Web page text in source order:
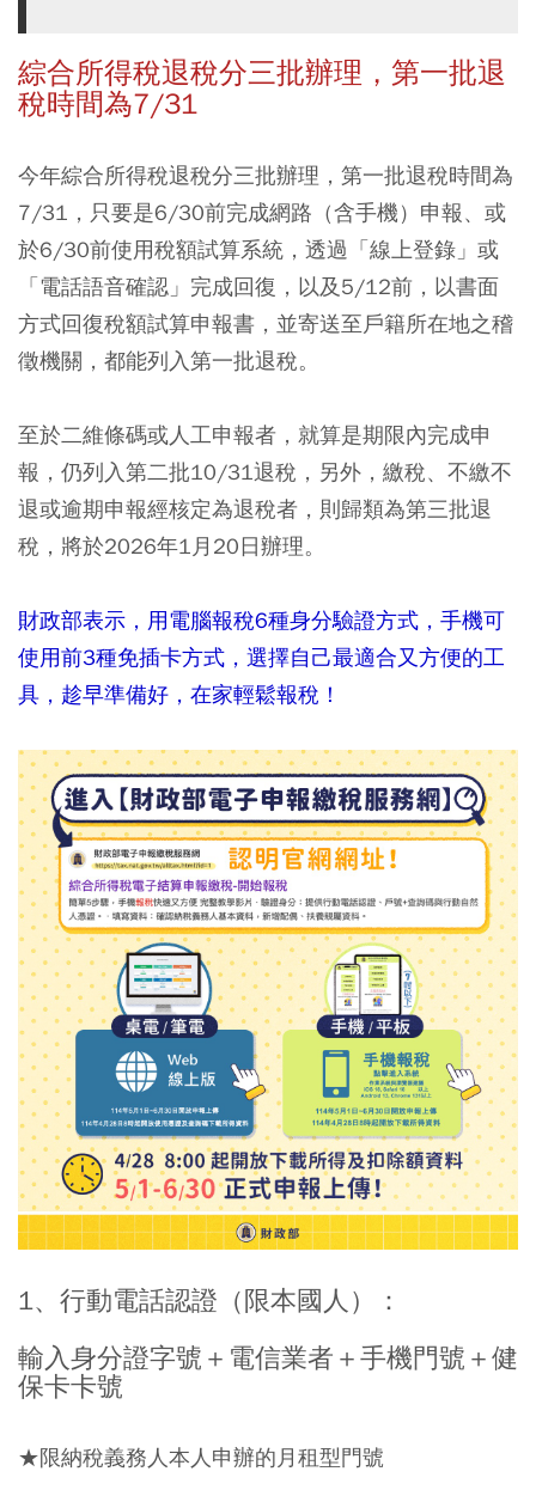
綜合所得稅退稅分三批辦理，第一批退
稅時間為7/31
今年綜合所得稅退稅分三批辦理，第一批退稅時間為
7/31，只要是6/30前完成網路（含手機）申報、或
於6/30前使用稅額試算系統，透過「線上登錄」或
「電話語音確認」完成回復，以及5/12前，以書面
方式回復稅額試算申報書，並寄送至戶籍所在地之稽
徵機關，都能列入第一批退稅。
至於二維條碼或人工申報者，就算是期限內完成申
報，仍列入第二批10/31退稅，另外，繳稅、不繳不
退或逾期申報經核定為退稅者，則歸類為第三批退
稅，將於2026年1月20日辦理。
財政部表示，用電腦報稅6種身分驗證方式，手機可
使用前3種免插卡方式，選擇自己最適合又方便的工
具，趁早準備好，在家輕鬆報稅！
1、行動電話認證（限本國人）：
輸入身分證字號＋電信業者＋手機門號＋健
保卡卡號
★限納稅義務人本人申辦的月租型門號